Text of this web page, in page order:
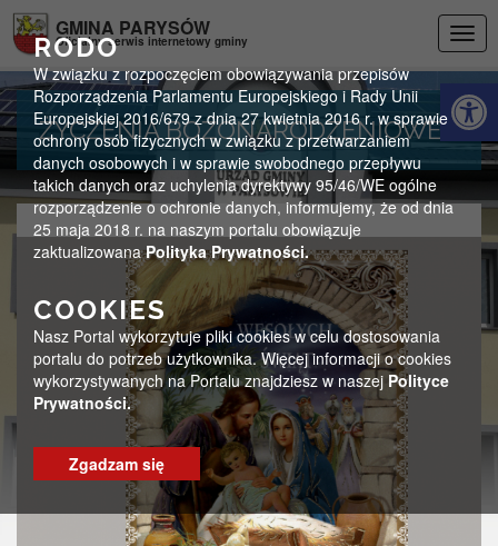
RODO
W związku z rozpoczęciem obowiązywania przepisów
Rozporządzenia Parlamentu Europejskiego i Rady Unii
Europejskiej 2016/679 z dnia 27 kwietnia 2016 r. w sprawie
ochrony osób fizycznych w związku z przetwarzaniem
danych osobowych i w sprawie swobodnego przepływu
takich danych oraz uchylenia dyrektywy 95/46/WE ogólne
rozporządzenie o ochronie danych, informujemy, że od dnia
25 maja 2018 r. na naszym portalu obowiązuje
zaktualizowanaPolityka Prywatności.
COOKIES
Nasz Portal wykorzytuje pliki cookies w celu dostosowania
portalu do potrzeb użytkownika. Więcej informacji o cookies
wykorzystywanych na Portalu znajdziesz w naszej Polityce
Prywatności.
Zgadzam się
GMINA PARYSÓW
Oficjalny serwis internetowy gminy
ŻYCZENIA BOŻONARODZENIOWE